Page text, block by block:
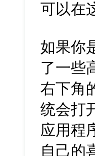
可以在
如果你
了一些
右下角
统会打
应用程
自己的